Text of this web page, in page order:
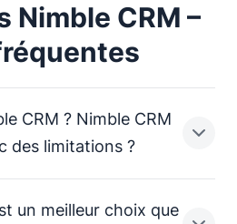
Nimble CRM –
CRM ? Nimble CRM
des limitations ?
un meilleur choix que